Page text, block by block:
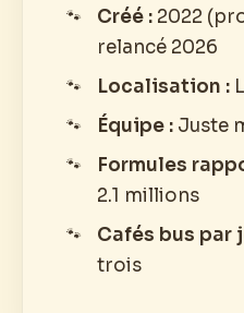
Créé : 2022
relancé 2026
Localisation :
Équipe : Juste
Formules
2.1 millions
Cafés bus par
trois